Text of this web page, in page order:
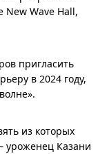
New Wave Hall,
пригласить
в 2024 году,
из которых
уроженец Казани